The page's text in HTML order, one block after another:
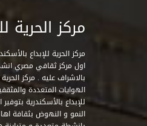
مركز الحرية
مركز الحرية للإبداع
اول مركز ثقافي مصري
بالاشراف عليه . مركز
الهوايات المتعددة
للإبداع بالأسكندرية
النمو و النهوض بثقافة